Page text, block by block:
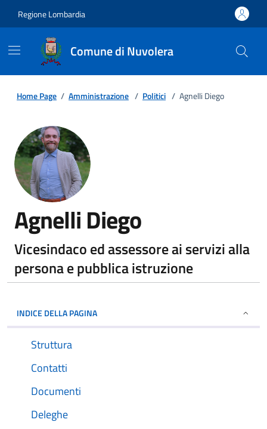
Regione Lombardia
Comune di Nuvolera
Home Page / Amministrazione / Politici / Agnelli Diego
Agnelli Diego
Vicesindaco ed assessore ai servizi alla
persona e pubblica istruzione
INDICE DELLA PAGINA
Struttura
Contatti
Documenti
Deleghe